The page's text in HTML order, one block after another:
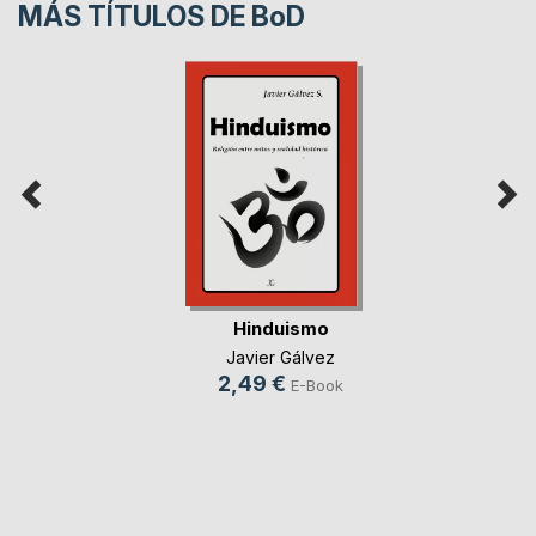
MÁS TÍTULOS DE BoD
Hinduismo
Javier Gálvez
2,49 € E-Book